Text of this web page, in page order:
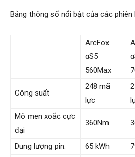
Bảng thông số nổi bật của các phiên
ArcFox
αS5
560Max
Công suất
248 mã
lực
Mô men xoắc cực
đại
360Nm
Dung lượng pin: 65 kWh